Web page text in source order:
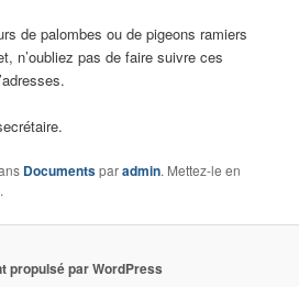
de palombes ou de pigeons ramiers
n’oubliez pas de faire suivre ces
Documentsparadmin. Mettez-le en
.
propulsé par WordPress